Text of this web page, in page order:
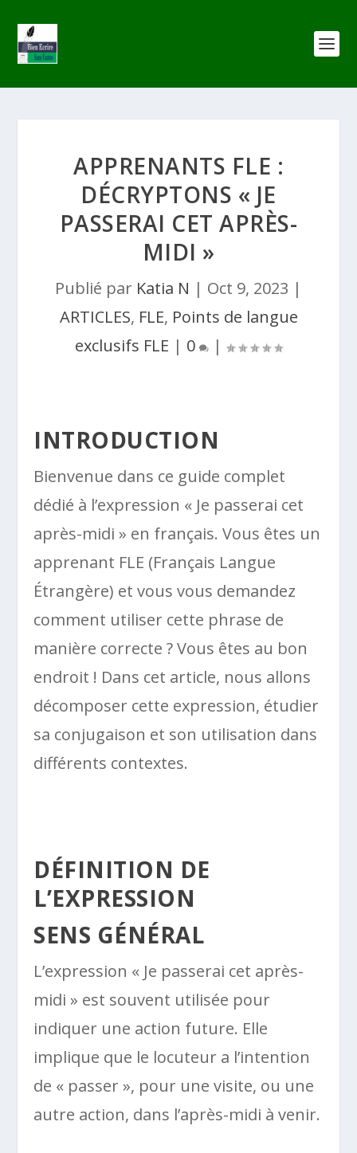
APPRENANTS FLE :
DÉCRYPTONS « JE
PASSERAI CET APRÈS-
MIDI »
Publié par Katia N | Oct 9, 2023 |
ARTICLES, FLE, Points de langue
exclusifs FLE | 0 |
INTRODUCTION
Bienvenue dans ce guide complet
dédié à l’expression « Je passerai cet
après-midi » en français. Vous êtes un
apprenant FLE (Français Langue
Étrangère) et vous vous demandez
comment utiliser cette phrase de
manière correcte ? Vous êtes au bon
endroit ! Dans cet article, nous allons
décomposer cette expression, étudier
sa conjugaison et son utilisation dans
différents contextes.
DÉFINITION DE
L’EXPRESSION
SENS GÉNÉRAL
L’expression « Je passerai cet après-
midi » est souvent utilisée pour
indiquer une action future. Elle
implique que le locuteur a l’intention
de « passer », pour une visite, ou une
autre action, dans l’après-midi à venir.